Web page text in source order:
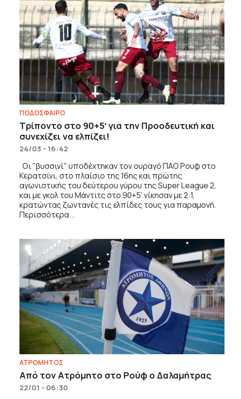
ΠΟΔΟΣΦΑΙΡΟ
Τρίποντο στο 90+5′ για την Προοδευτική και
συνεχίζει να ελπίζει!
24/03 - 16:42
Οι "βυσσινί" υποδέχτηκαν τον ουραγό ΠΑΟ Ρουφ στο
Κερατσίνι, στο πλαίσιο της 16ης και πρώτης
αγωνιστικής του δεύτερου γύρου της Super League 2,
και με γκολ του Μάντιτς στο 90+5' νίκησαν με 2:1,
κρατώντας ζωντανές τις ελπίδες τους για παραμονή.
Περισσότερα...
ΑΤΡΟΜΗΤΟΣ
Από τον Ατρόμητο στο Ρούφ ο Δαλαμήτρας
22/01 - 06:30